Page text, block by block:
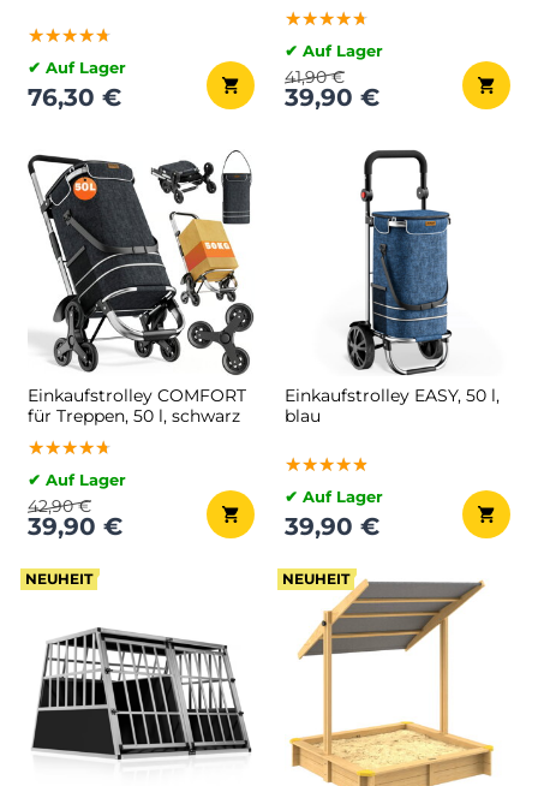
★★★★★
★★★★★
★★★★★
✔ Auf Lager
76,30 €
★★★★★
★★★★★
★★★★★
✔ Auf Lager
39,90 €
41,90 €
Einkaufstrolley COMFORT
für Treppen, 50 l, schwarz
★★★★★
★★★★★
★★★★★
✔ Auf Lager
39,90 €
42,90 €
Einkaufstrolley EASY, 50 l,
blau
★★★★★
★★★★★
★★★★★
✔ Auf Lager
39,90 €
NEUHEIT NEUHEIT